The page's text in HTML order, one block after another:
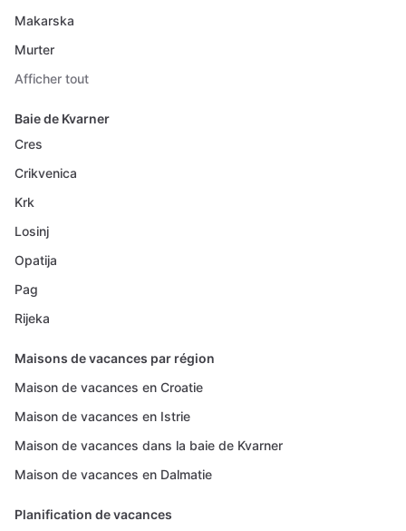
Makarska
Murter
Afficher tout
Baie de Kvarner
Cres
Crikvenica
Krk
Losinj
Opatija
Pag
Rijeka
Maisons de vacances par région
Maison de vacances en Croatie
Maison de vacances en Istrie
Maison de vacances dans la baie de Kvarner
Maison de vacances en Dalmatie
Planification de vacances